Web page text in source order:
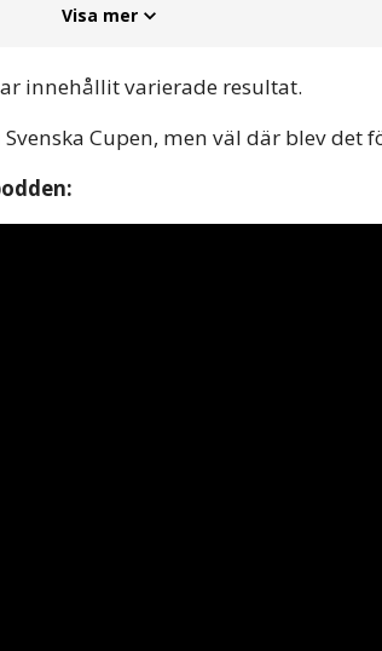
Visa mer
innehållit varierade resultat.
Cupen, men väl där blev det